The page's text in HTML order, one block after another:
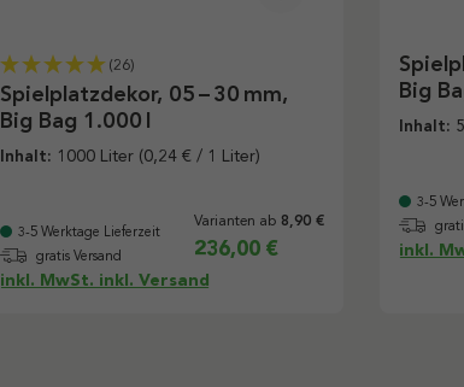
(26)
Spielplatzdekor, 05 – 30 mm,
Big Bag 1.000 l
Inhalt: 1000 Liter (0,24 € / 1 Liter)
3-5 Werktage Lieferzeit
gratis Versand
Varianten ab 8,90 €
236,00 €
inkl. MwSt. inkl. Versand
Big
Inhalt:
3-5
inkl.